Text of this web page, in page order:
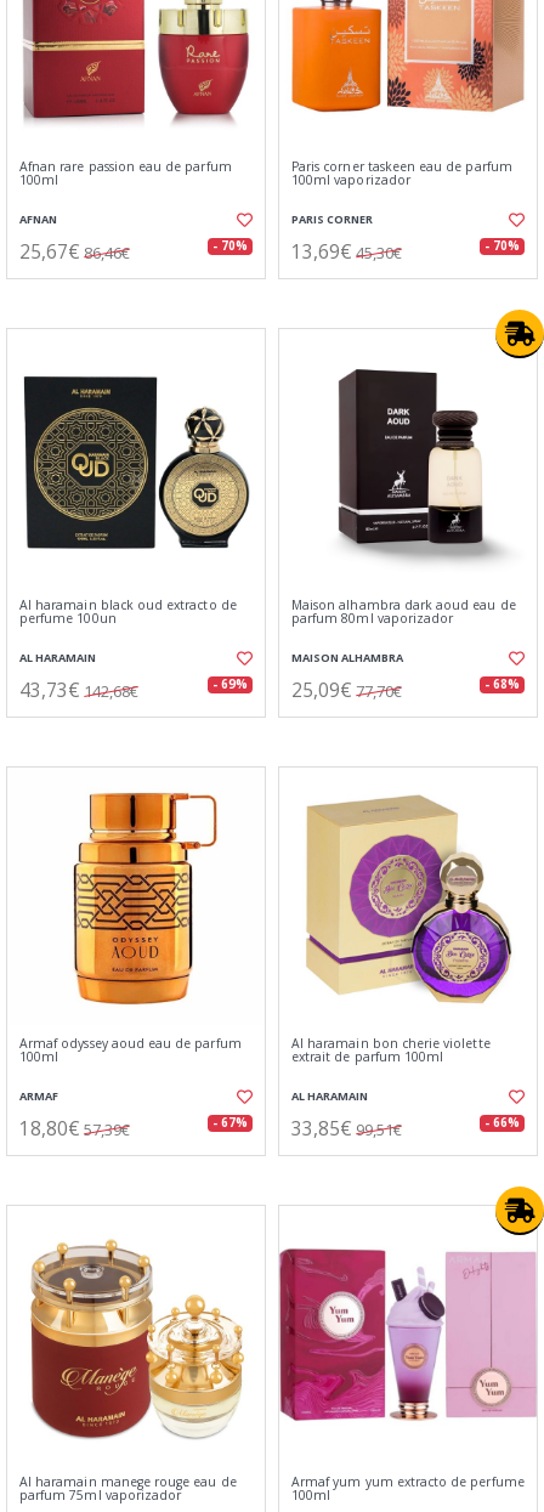
Afnan rare passion eau de parfum
100ml
AFNAN
25,67€ 86,46€ - 70%
Paris corner taskeen eau de parfum
100ml vaporizador
PARIS CORNER
13,69€ 45,30€ - 70%
Al haramain black oud extracto de
perfume 100un
AL HARAMAIN
43,73€ 142,68€ - 69%
Maison alhambra dark aoud eau de
parfum 80ml vaporizador
MAISON ALHAMBRA
25,09€ 77,70€ - 68%
Armaf odyssey aoud eau de parfum
100ml
ARMAF
18,80€ 57,39€ - 67%
Al haramain bon cherie violette
extrait de parfum 100ml
AL HARAMAIN
33,85€ 99,51€ - 66%
Al haramain manege rouge eau de
parfum 75ml vaporizador
Armaf yum yum extracto de perfume
100ml